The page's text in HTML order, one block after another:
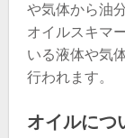
や気体から油
オイルスキマ
いる液体や気
行われます。
オイルに